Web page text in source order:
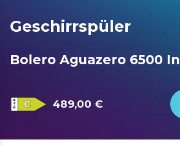
Geschirrspüler
Bolero Aguazero 6500
489,00 €